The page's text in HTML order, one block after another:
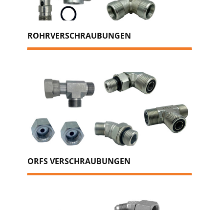
ROHRVERSCHRAUBUNGEN
ORFS VERSCHRAUBUNGEN